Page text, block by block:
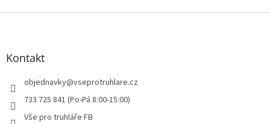
i
Z
Kontakt
objednavky@vseprotruhlare.cz
733 725 841 (Po-Pá 8:00-15:00)
Vše pro truhláře FB